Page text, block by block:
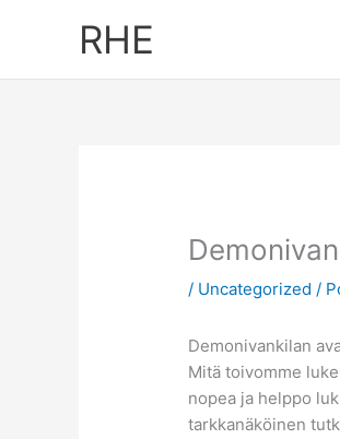
RHE
/ Uncategorized /
Demonivankilan
Mitä toivomme
nopea ja helppo
tarkkanäköinen